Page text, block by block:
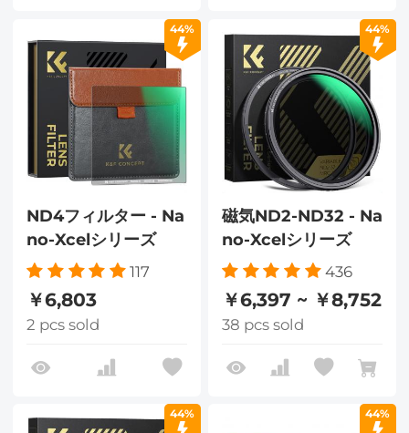
44%
ND4フィルター - Na
no-Xcelシリーズ
117
￥6,803
2 pcs sold
44%
磁気ND2-ND32 - Na
no-Xcelシリーズ
436
￥6,397 ~ ￥8,752
38 pcs sold
44% 44%